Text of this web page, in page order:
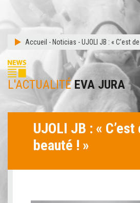
Accueil - Noticias -UJOLI JB : « C’est
L'ACTUALITÉEVA JURA
UJOLI JB : «
beauté ! »